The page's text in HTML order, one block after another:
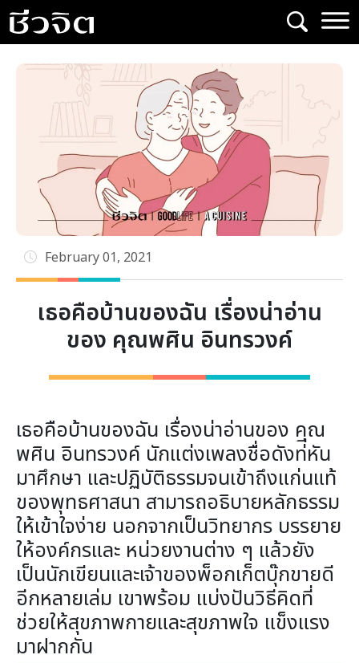
Skip
to
content
February 01, 2021
เธอคือบ้านของฉัน เรื่องน่าอ่าน
ของ คุณพศิน อินทรวงค์
เธอคือบ้านของฉัน เรื่องน่าอ่านของ คุณ
พศิน อินทรวงค์ นักแต่งเพลงชื่อดังท่ีหัน
มาศึกษา และปฏิบัติธรรมจนเข้าถึงแก่นแท้
ของพุทธศาสนา สามารถอธิบายหลักธรรม
ให้เข้าใจง่าย นอกจากเป็นวิทยากร บรรยาย
ให้องค์กรและ หน่วยงานต่าง ๆ แล้วยัง
เป็นนักเขียนและเจ้าของพ็อกเก็ตบุ๊กขายดี
อีกหลายเล่ม เขาพร้อม แบ่งปันวิธีคิดที่
ช่วยให้สุขภาพกายและสุขภาพใจ แข็งแรง
มาฝากกัน